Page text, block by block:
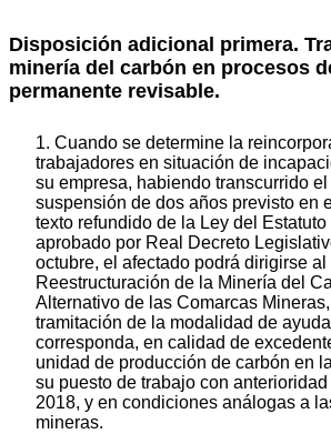
Disposición adicional primera.
minería del carbón en procesos
permanente revisable.
1. Cuando se determine la
trabajadores en situación de
su empresa, habiendo transcurrido
suspensión de dos años previsto en
texto refundido de la Ley del
aprobado por Real Decreto
octubre, el afectado podrá dirigirse al
Reestructuración de la Minería del
Alternativo de las Comarcas
tramitación de la modalidad de
corresponda, en calidad de
unidad de producción de carbón en
su puesto de trabajo con
2018, y en condiciones análogas a
mineras.